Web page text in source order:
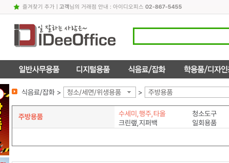
즐겨찾기 추가| 고객님의 거래점 안내 : 아이디오피스 02-867-5455
식음료/잡화 > 청소/세면/위생용품 > 주방용품
주방용품 수세미,행주,타올
청소도구
크린랲,지퍼백
일회용품